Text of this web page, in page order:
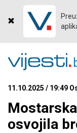
11.10.2025 / 19:49
osvojila